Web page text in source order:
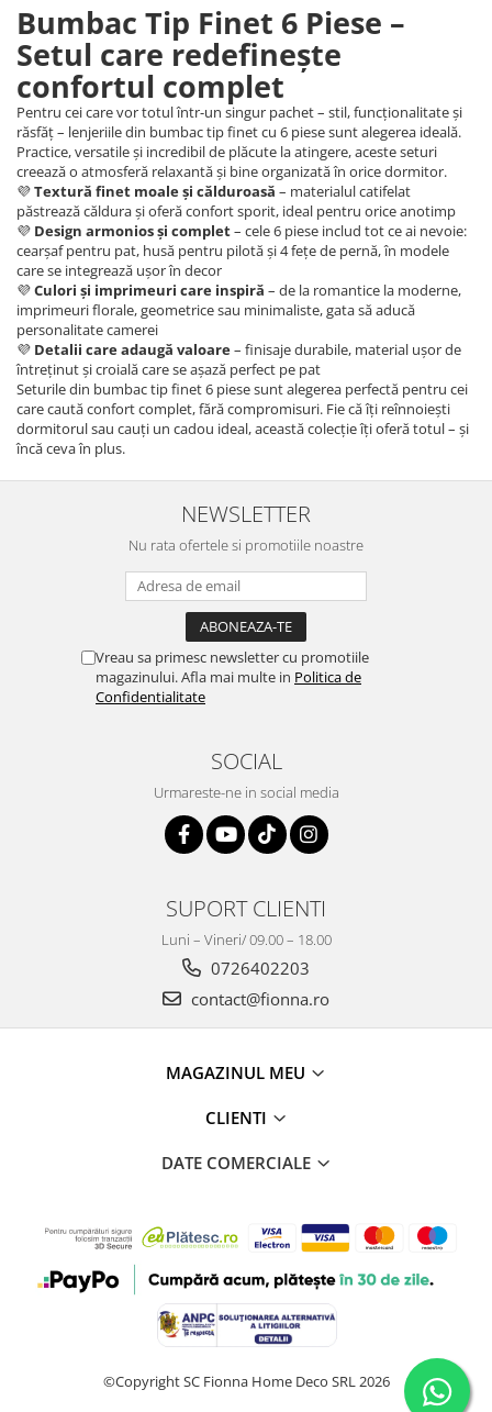
Bumbac Tip Finet 6 Piese –
Setul care redefinește
confortul complet
Pentru cei care vor totul într-un singur pachet – stil, funcționalitate și
răsfăț – lenjeriile din bumbac tip finet cu 6 piese sunt alegerea ideală.
Practice, versatile și incredibil de plăcute la atingere, aceste seturi
creează o atmosferă relaxantă și bine organizată în orice dormitor.
💜Textură finet moale și călduroasă – materialul catifelat
păstrează căldura și oferă confort sporit, ideal pentru orice anotimp
💜 Design armonios și complet– cele 6 piese includ tot ce ai nevoie:
cearșaf pentru pat, husă pentru pilotă și 4 fețe de pernă, în modele
care se integrează ușor în decor
💜Culori și imprimeuri care inspiră – de la romantice la moderne,
imprimeuri florale, geometrice sau minimaliste, gata să aducă
personalitate camerei
💜 Detalii care adaugă valoare– finisaje durabile, material ușor de
întreținut și croială care se așază perfect pe pat
Seturile din bumbac tip finet 6 piese sunt alegerea perfectă pentru cei
care caută confort complet, fără compromisuri. Fie că îți reînnoiești
dormitorul sau cauți un cadou ideal, această colecție îți oferă totul – și
încă ceva în plus.
NEWSLETTER
Nu rata ofertele si promotiile noastre
Vreau sa primesc newsletter cu promotiile
magazinului. Afla mai multe in Politica de
Confidentialitate
SOCIAL
Urmareste-ne in social media
SUPORT CLIENTI
Luni – Vineri/ 09.00 – 18.00
0726402203
contact@fionna.ro
MAGAZINUL MEU
CLIENTI
DATE COMERCIALE
©Copyright SC Fionna Home Deco SRL 2026